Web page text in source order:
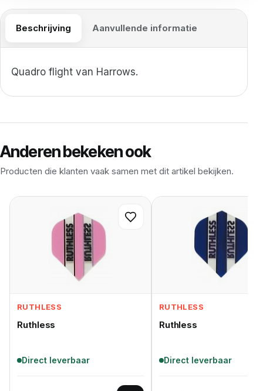
Beschrijving Aanvullende informatie
Quadro flight van Harrows.
Anderen bekeken ook
Producten die klanten vaak samen met dit artikel bekijken.
RUTHLESS
Ruthless
Direct leverbaar
RUTHLESS
Ruthless
Direct leverbaar